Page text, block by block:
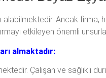
Ancak firma,
etkileyen önemli
almaktadır:
Çalışan ve sağlıklı